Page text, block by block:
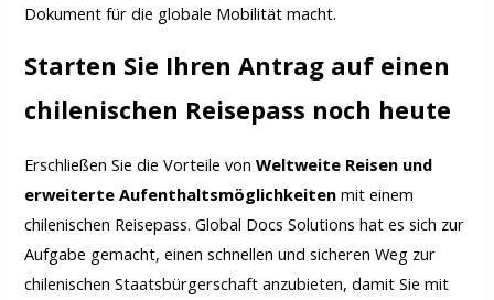
Dokument für die globale Mobilität macht.
Starten Sie Ihren Antrag auf einen
chilenischen Reisepass noch heute
Erschließen Sie die Vorteile vonWeltweite Reisen und
erweiterte Aufenthaltsmöglichkeiten mit einem
chilenischen Reisepass. Global Docs Solutions hat es sich zur
Aufgabe gemacht, einen schnellen und sicheren Weg zur
chilenischen Staatsbürgerschaft anzubieten, damit Sie mit